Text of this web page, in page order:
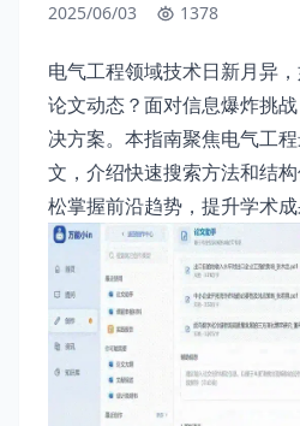
2025/06/03 1378
电气工程领域技术日新月异
论文动态？面对信息爆炸挑
决方案。本指南聚焦电气工
文，介绍快速搜索方法和结
松掌握前沿趋势，提升学术成